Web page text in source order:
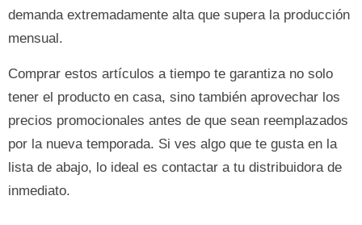
demanda extremadamente alta que supera la producción
mensual.
Comprar estos artículos a tiempo te garantiza no solo
tener el producto en casa, sino también aprovechar los
precios promocionales antes de que sean reemplazados
por la nueva temporada. Si ves algo que te gusta en la
lista de abajo, lo ideal es contactar a tu distribuidora de
inmediato.